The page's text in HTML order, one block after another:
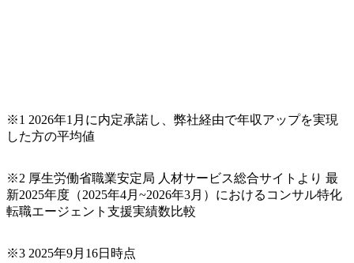
サルティングファームの立ち上げフェーズに関わることが
できる 豊富な経験を持つコンサル経験者の場合は、自らチ
ーションの開発 など) シンプレクスの顧客基盤、エンジニ
アケイパビリティを活かた確度の高い事業立ち上げが経験
できる 2026年8月21日(金) 19:30〜21:30 (19:20開場) 2026年8
く可能性がございます。 このたび、ファーム経験者の方を
※1 2026年1月に内定承諾し、弊社経由で年収アップを実現
した方の平均値
※2 厚生労働省職業安定局 人材サービス総合サイトより 最
新2025年度（2025年4月~2026年3月）におけるコンサル特化
転職エージェント支援実績数比較
※3 2025年9月16日時点